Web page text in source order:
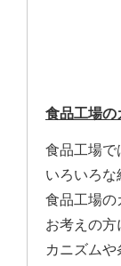
食品工場の
食品工場で
いろいろな
食品工場の
お考えの方
カニズム